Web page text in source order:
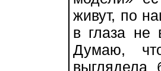
живут, по
в глаза не
Думаю,